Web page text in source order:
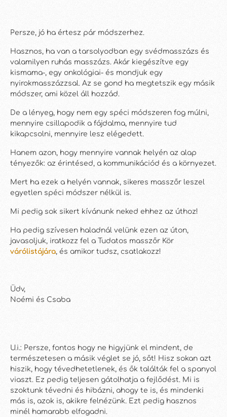
Persze, jó ha értesz pár módszerhez.
Hasznos, ha van a tarsolyodban egy svédmasszázs és
valamilyen ruhás masszázs. Akár kiegészítve egy
kismama-, egy onkológiai- és mondjuk egy
nyirokmasszázzsal. Az se gond ha megtetszik egy másik
módszer, ami közel áll hozzád.
De a lényeg, hogy nem egy spéci módszeren fog múlni,
mennyire csillapodik a fájdalma, mennyire tud
kikapcsolni, mennyire lesz elégedett.
Hanem azon, hogy mennyire vannak helyén az alap
tényezők: az érintésed, a kommunikációd és a környezet.
Mert ha ezek a helyén vannak, sikeres masszőr leszel
egyetlen spéci módszer nélkül is.
Mi pedig sok sikert kívánunk neked ehhez az úthoz!
Ha pedig szívesen haladnál velünk ezen az úton,
javasoljuk, iratkozz fel a Tudatos masszőr Kör
várólistájára, és amikor tudsz, csatlakozz!
Üdv,
Noémi és Csaba
U.i.: Persze, fontos hogy ne higyjünk el mindent, de
természetesen a másik véglet se jó, sőt! Hisz sokan azt
hiszik, hogy tévedhetetlenek, és ők találták fel a spanyol
viaszt. Ez pedig teljesen gátolhatja a fejlődést. Mi is
szoktunk tévedni és hibázni, ahogy te is, és mindenki
más is, azok is, akikre felnézünk. Ezt pedig hasznos
minél hamarabb elfogadni.